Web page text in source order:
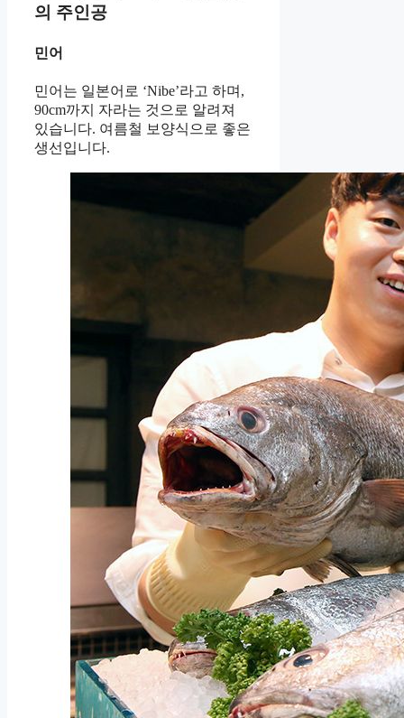
의 주인공
민어
민어는 일본어로 ‘Nibe’라고 하며,
90cm까지 자라는 것으로 알려져
있습니다. 여름철 보양식으로 좋은
생선입니다.